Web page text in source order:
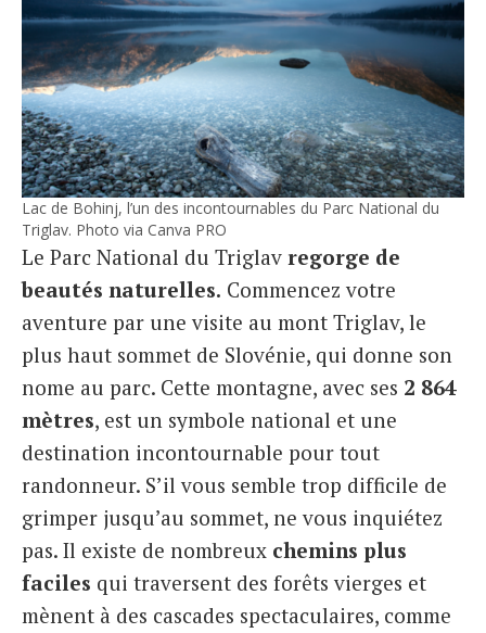
Lac de Bohinj, l’un des incontournables du Parc National du
Triglav. Photo via Canva PRO
Le Parc National du Triglav regorge de
beautés naturelles. Commencez votre
aventure par une visite au mont Triglav, le
plus haut sommet de Slovénie, qui donne son
nome au parc. Cette montagne, avec ses 2 864
mètres, est un symbole national et une
destination incontournable pour tout
randonneur. S’il vous semble trop difficile de
grimper jusqu’au sommet, ne vous inquiétez
pas. Il existe de nombreux chemins plus
faciles qui traversent des forêts vierges et
mènent à des cascades spectaculaires, comme